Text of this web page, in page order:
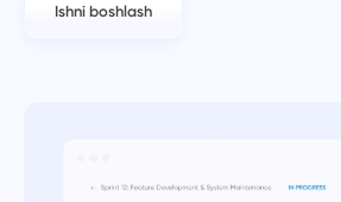
Ishni boshlash